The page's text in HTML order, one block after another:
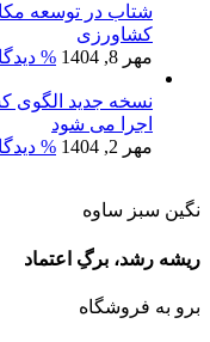
شتاب در توسعه
کشاورزی
مهر 8, 1404
%
نسخه جدید الگوی
اجرا می شود
مهر 2, 1404
%
نگین سبز ساوه
ریشه رشد، برگِ اعتماد
برو به فروشگاه